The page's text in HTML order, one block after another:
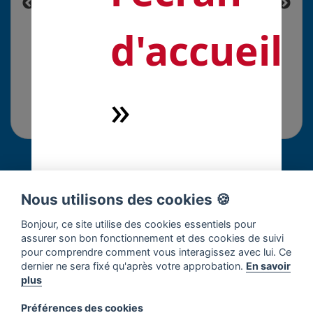
Connectez-vous pour répondre à cette solution.
×
d'accueil
»
Nous utilisons des cookies 🍪
Bonjour, ce site utilise des cookies essentiels pour
assurer son bon fonctionnement et des cookies de suivi
pour comprendre comment vous interagissez avec lui. Ce
dernier ne sera fixé qu'après votre approbation. En savoir
plus
Préférences des cookies